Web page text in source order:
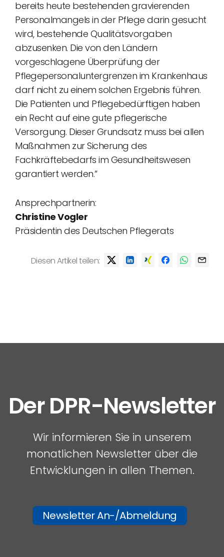
bereits heute bestehenden gravierenden
Personalmangels in der Pflege darin gesucht
wird, bestehende Qualitätsvorgaben
abzusenken. Die von den Ländern
vorgeschlagene Überprüfung der
Pflegepersonaluntergrenzen im Krankenhaus
darf nicht zu einem solchen Ergebnis führen.
Die Patienten und Pflegebedürftigen haben
ein Recht auf eine gute pflegerische
Versorgung. Dieser Grundsatz muss bei allen
Maßnahmen zur Sicherung des
Fachkräftebedarfs im Gesundheitswesen
garantiert werden.“
Ansprechpartnerin:
Christine Vogler
Präsidentin des Deutschen Pflegerats
Diesen Artikel teilen:
Der DPR-Newsletter
Wir informieren Sie in unserem
monatlichen Newsletter über die
Entwicklungen in allen Themen.
Newsletter An-/Abmeldung